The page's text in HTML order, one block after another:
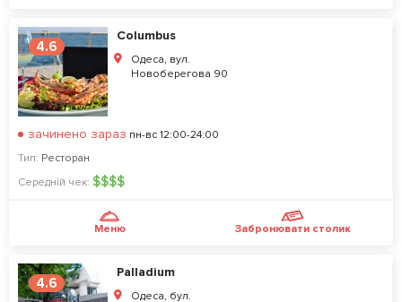
4.6
Columbus
Одеса, вул.
Новоберегова 90
зачинено зараз пн-вс 12:00-24:00
Тип: Ресторан
Середній чек: $$$$
Меню Забронювати столик
4.6
Palladium
Одеса, бул.